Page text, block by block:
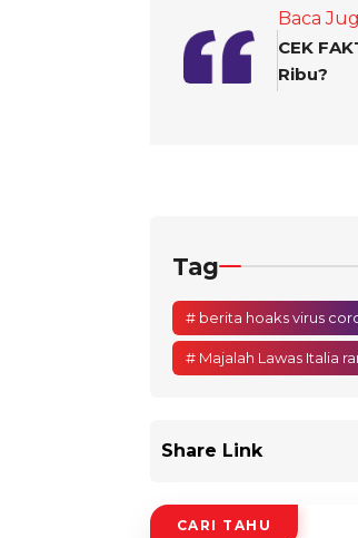
Baca
CEK
Ribu?
Tag
# berita hoaks virus
# Majalah Lawas Italia
Share Link
CARI TAHU